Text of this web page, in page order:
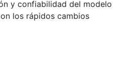
y confiabilidad del modelo
los rápidos cambios